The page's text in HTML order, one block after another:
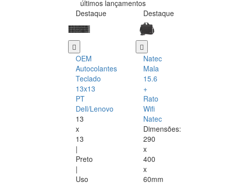
últimos lançamentos
Destaque
OEM
Autocolantes
Teclado
13x13
PT
Dell/Lenovo
13
x
13
|
Preto
|
Uso
Destaque
Natec
Mala
15.6
+
Rato
Wifi
Natec
Dimensões:
290
x
400
x
60mm